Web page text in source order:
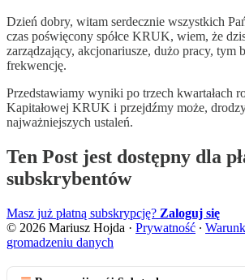
Dzień dobry, witam serdecznie wszystkich
czas poświęcony spółce KRUK, wiem, że
zarządzający, akcjonariusze, dużo pracy, tym
frekwencję.
Przedstawiamy wyniki po trzech kwartałach
Kapitałowej KRUK i przejdźmy może,
najważniejszych ustaleń.
Ten Post jest dostępny dla
subskrybentów
Masz już płatną subskrypcję? Zaloguj się
© 2026 Mariusz Hojda · Prywatność ∙
gromadzeniu danych